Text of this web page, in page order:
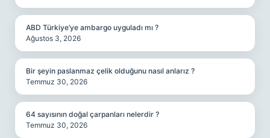
ABD Türkiye’ye ambargo uyguladı mı ?
Ağustos 3, 2026
Bir şeyin paslanmaz çelik olduğunu nasıl anlarız ?
Temmuz 30, 2026
64 sayısının doğal çarpanları nelerdir ?
Temmuz 30, 2026